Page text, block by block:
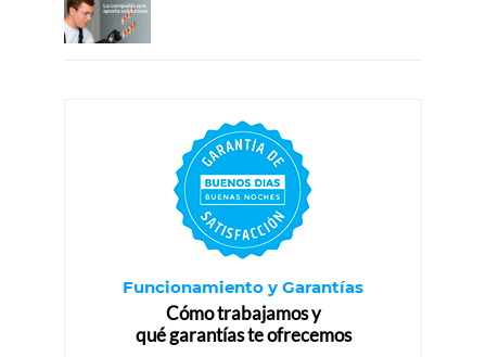
Funcionamiento y Garantías
Cómo trabajamos y
qué garantías te ofrecemos